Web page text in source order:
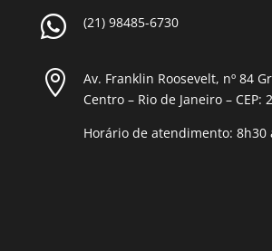
 (21) 98485-6730

Av. Franklin Roosevelt, nº 84
Centro – Rio de Janeiro – CEP:
Horário de atendimento: 8h30